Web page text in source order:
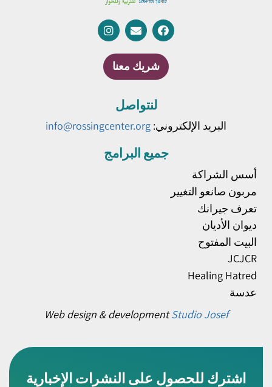
شريك معنا
لنتواصل
البريد الإلكتروني: info@rossingcenter.org
جميع البرامج
أسس الشراكة
مربون صانعو التغيير
تعرف جيرانك
ديوان الأديان
البيت المفتوح
JCJCR
Healing Hatred
عدسة
Web design & developmentStudio Josef
اشترك للحصول على النشرات الإخبارية